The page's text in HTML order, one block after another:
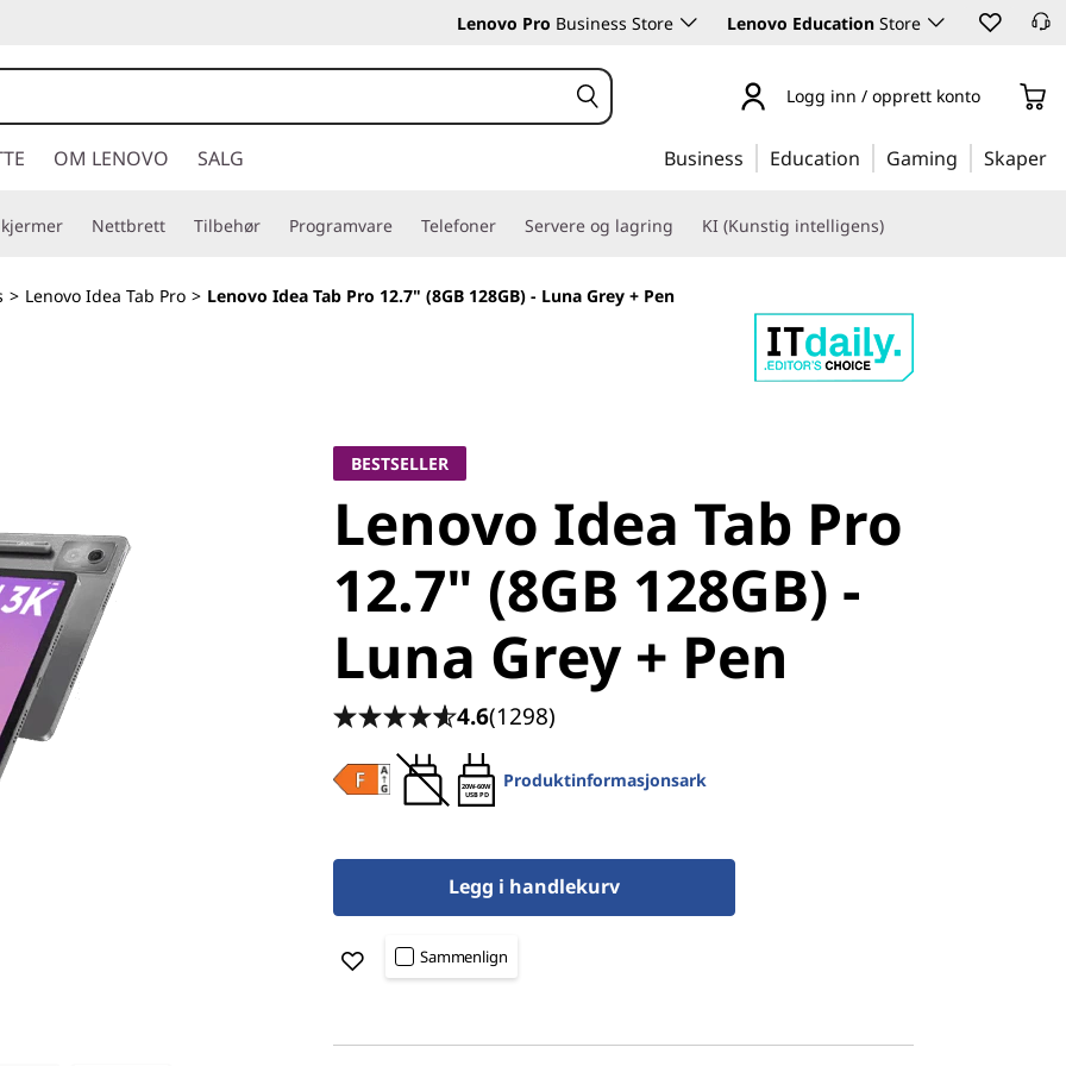
Lenovo Pro Business Store Lenovo Education Store
Logg inn / opprett konto
OM LENOVO SALG Business Education Gaming Skaper
Nettbrett Tilbehør Programvare Telefoner Servere og lagring KI (Kunstig intelligens)
> Lenovo Idea Tab Pro > Lenovo Idea Tab Pro 12.7" (8GB 128GB) - Luna Grey + Pen
BESTSELLER
Lenovo Idea Tab Pro
12.7" (8GB 128GB) -
Luna Grey + Pen
4.6(1298)
20W-60W
USB PD
Produktinformasjonsark
Legg i handlekurv
Sammenlign